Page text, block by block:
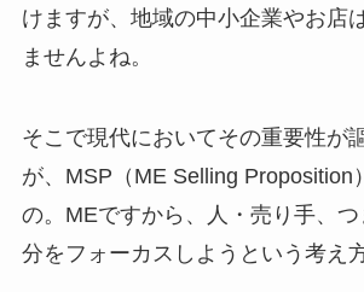
けますが、地域の中小企業やお店
ませんよね。
そこで現代においてその重要性が
が、MSP（ME Selling Proposition
の。MEですから、人・売り手、
分をフォーカスしようという考え